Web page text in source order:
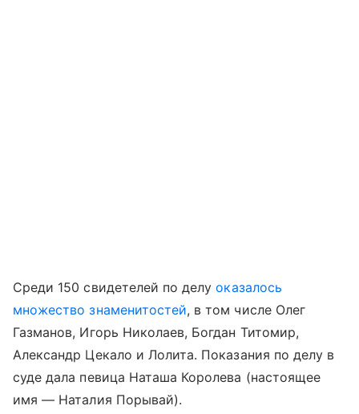
Среди 150 свидетелей по делуоказалось
множество знаменитостей, в том числе Олег
Газманов, Игорь Николаев, Богдан Титомир,
Александр Цекало и Лолита. Показания по делу в
суде дала певица Наташа Королева (настоящее
имя — Наталия Порывай).